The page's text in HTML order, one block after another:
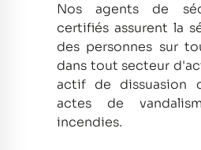
Nos agents de
certifiés assurent la
des personnes sur
dans tout secteur
actif de dissuasion
actes de
incendies.